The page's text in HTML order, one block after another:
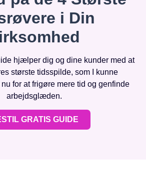
i Din
hjælper dig og dine kunder med at
største tidsspilde, som I kunne
for at frigøre mere tid og genfinde
arbejdsglæden.
GRATIS GUIDE